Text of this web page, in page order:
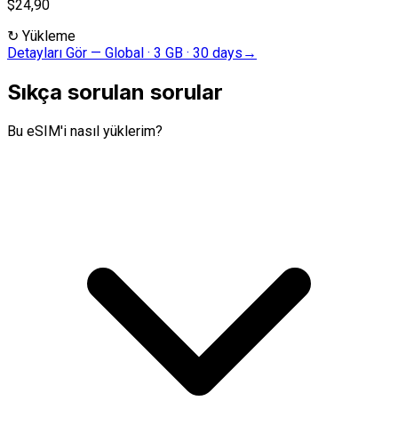
$24,90
↻ Yükleme
Detayları Gör — Global · 3 GB · 30 days →
Sıkça sorulan sorular
Bu eSIM'i nasıl yüklerim?